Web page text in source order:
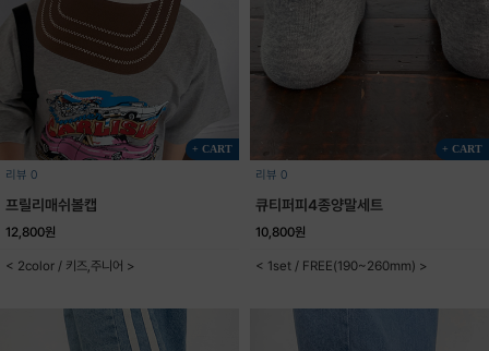
+ CART
리뷰 0
프릴리매쉬볼캡
12,800원
< 2color / 키즈,주니어 >
+ CART
리뷰 0
큐티퍼피4종양말세트
10,800원
< 1set / FREE(190~260mm) >